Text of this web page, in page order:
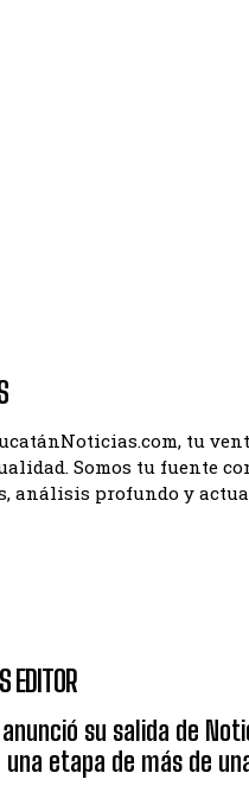
tu
Somos tu fuente
análisis profundo y
EDITOR
anunció su salida de
etapa de más de